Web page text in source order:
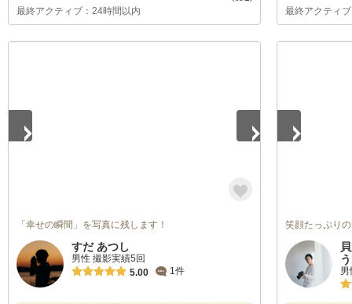
最終アクティブ：24時間以内 最終アクティ
「幸せの瞬間」を写真に残します！
すだ あつし
男性 撮影実績5回
5.00
1件
笑顔たっぷり
男